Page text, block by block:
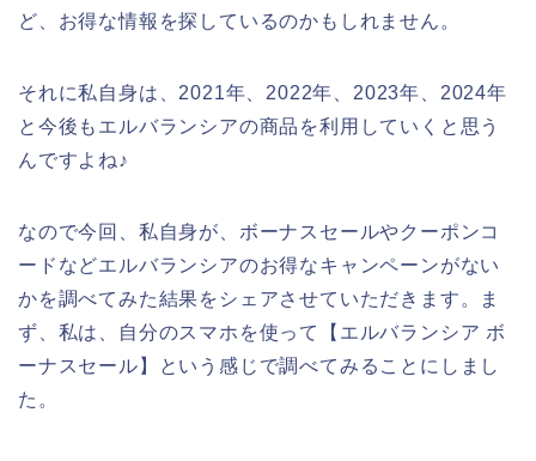
ど、お得な情報を探しているのかもしれません。
それに私自身は、2021年、2022年、2023年、2024年
と今後もエルバランシアの商品を利用していくと思う
んですよね♪
なので今回、私自身が、ボーナスセールやクーポンコ
ードなどエルバランシアのお得なキャンペーンがない
かを調べてみた結果をシェアさせていただきます。ま
ず、私は、自分のスマホを使って【エルバランシア ボ
ーナスセール】という感じで調べてみることにしまし
た。